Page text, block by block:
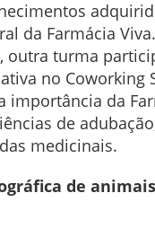
da Farmácia Viva.
outra turma
no Coworking
importância da
de
medicinais.
de